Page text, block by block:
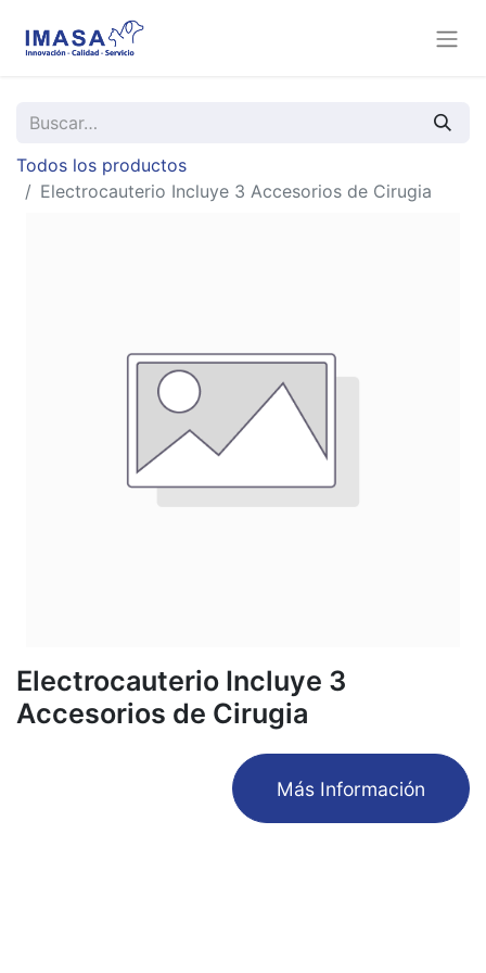
Todos los productos
Electrocauterio Incluye 3 Accesorios de Cirugia
Electrocauterio Incluye 3
Accesorios de Cirugia
​Más Información